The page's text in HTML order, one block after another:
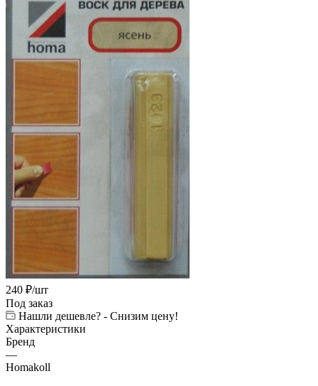
240 ₽/шт
Под заказ
Нашли дешевле? - Снизим цену!
Характеристики
Бренд
—
Homakoll